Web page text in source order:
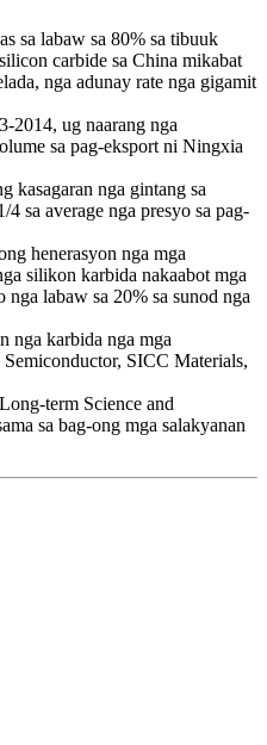
sa labaw sa 80% sa tibuuk
carbide sa China mikabat
nga adunay rate nga gigamit
2014, ug naarang nga
sa pag-eksport ni Ningxia
kasagaran nga gintang sa
sa average nga presyo sa pag-
henerasyon nga mga
silikon karbida nakaabot mga
labaw sa 20% sa sunod nga
nga karbida nga mga
SICC Materials,
term Science and
sa bag-ong mga salakyanan